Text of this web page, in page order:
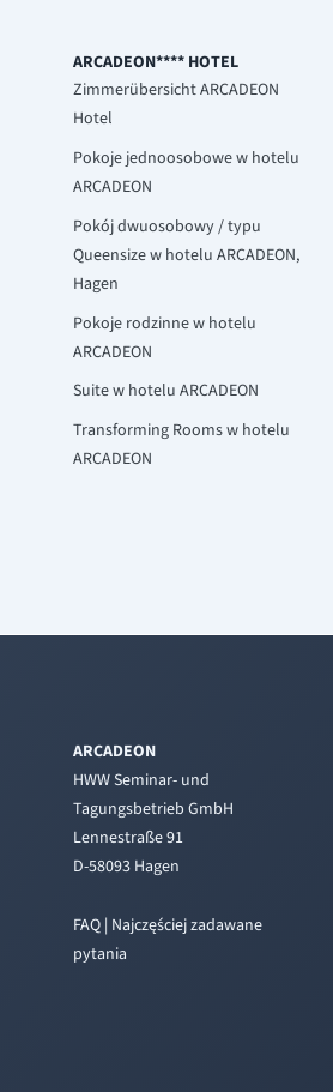
ARCADEON**** HOTEL
Zimmerübersicht ARCADEON
Hotel
Pokoje jednoosobowe w hotelu
ARCADEON
Pokój dwuosobowy / typu
Queensize w hotelu ARCADEON,
Hagen
Pokoje rodzinne w hotelu
ARCADEON
Suite w hotelu ARCADEON
Transforming Rooms w hotelu
ARCADEON
ARCADEON
HWW Seminar- und
Tagungsbetrieb GmbH
Lennestraße 91
D-58093 Hagen
FAQ | Najczęściej zadawane
pytania